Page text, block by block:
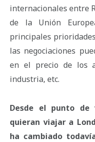
internacionales entre
de la Unión
principales
las negociaciones
en el precio de los
industria, etc.
Desde el punto de
quieran viajar a
ha cambiado